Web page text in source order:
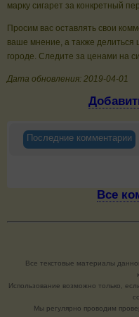
марку сигарет за конкретный
Просим вас оставлять свои
ваше мнение, а также делиться
городе. Следите за ценами на
Дата обновления: 2019-04-01
Последние комментарии
Все
Все текстовые материалы
Использование возможно только,
Мы регулярно проводим